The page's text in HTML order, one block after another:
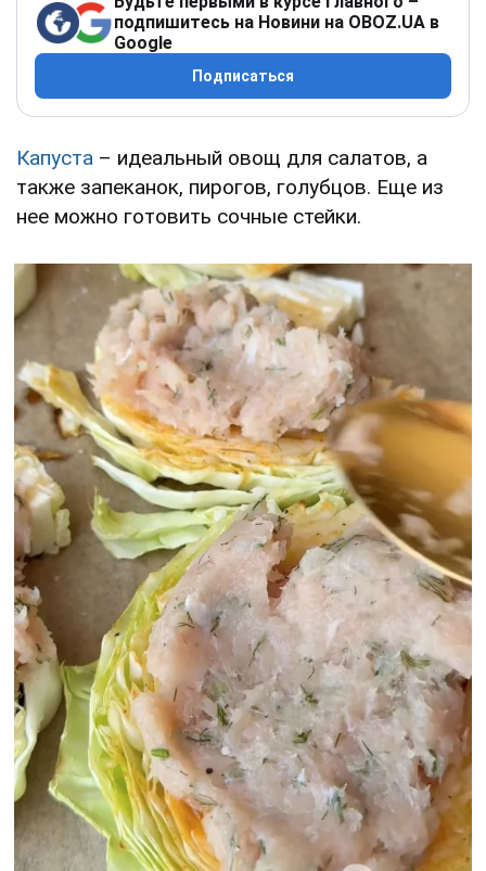
подпишитесь на Новини на OBOZ.UA в
Google
Подписаться
Капуста – идеальный овощ для салатов, а
также запеканок, пирогов, голубцов. Еще из
нее можно готовить сочные стейки.